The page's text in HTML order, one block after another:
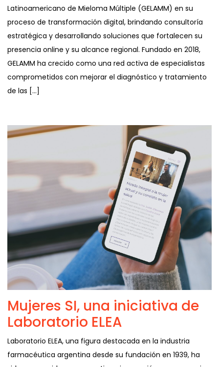
Latinoamericano de Mieloma Múltiple (GELAMM) en su
proceso de transformación digital, brindando consultoría
estratégica y desarrollando soluciones que fortalecen su
presencia online y su alcance regional. Fundado en 2018,
GELAMM ha crecido como una red activa de especialistas
comprometidos con mejorar el diagnóstico y tratamiento
de las […]
Mujeres SI, una iniciativa de
Laboratorio ELEA
Laboratorio ELEA, una figura destacada en la industria
farmacéutica argentina desde su fundación en 1939, ha